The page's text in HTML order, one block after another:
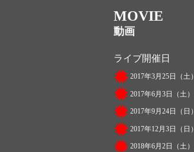
MOVIE
動画
ライブ開催日
2017年3月25日（土）
2017年6月3日（土）
2017年9月24日（日）
2017年12月3日（日）
2018年6月2日（土）